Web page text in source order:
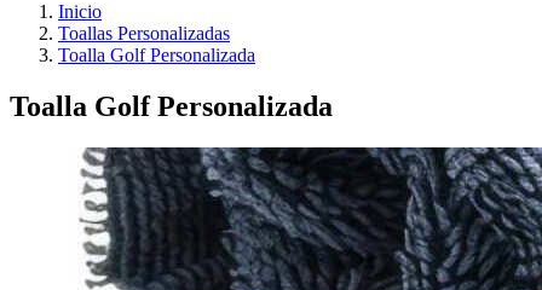
Inicio
Toallas Personalizadas
Toalla Golf Personalizada
Toalla Golf Personalizada